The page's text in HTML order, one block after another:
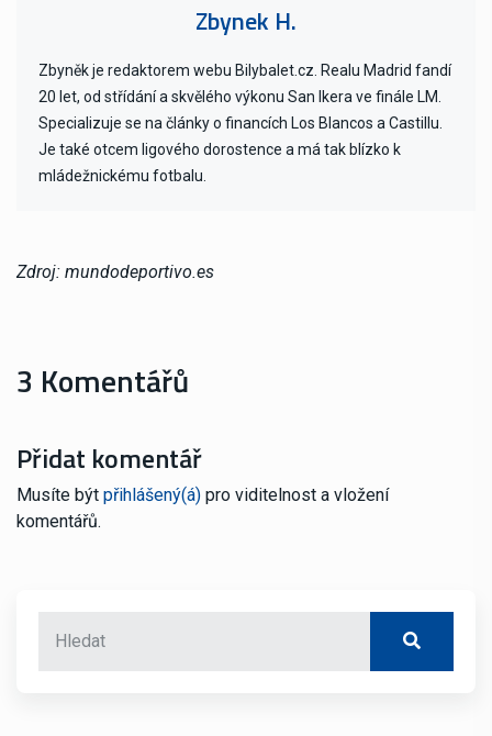
Zbynek H.
Zbyněk je redaktorem webu Bilybalet.cz. Realu Madrid fandí
20 let, od střídání a skvělého výkonu San Ikera ve finále LM.
Specializuje se na články o financích Los Blancos a Castillu.
Je také otcem ligového dorostence a má tak blízko k
mládežnickému fotbalu.
Zdroj: mundodeportivo.es
3 Komentářů
Přidat komentář
Musíte být přihlášený(á) pro viditelnost a vložení
komentářů.